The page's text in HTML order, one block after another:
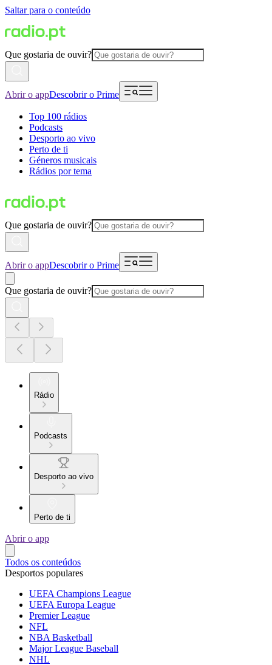
Saltar para o conteúdo
Que gostaria de ouvir?
Abrir o appDescobrir o Prime
Top 100 rádios
Podcasts
Desporto ao vivo
Perto de ti
Géneros musicais
Rádios por tema
Que gostaria de ouvir?
Abrir o appDescobrir o Prime
Que gostaria de ouvir?
Rádio
Podcasts
Desporto ao vivo
Perto de ti
Abrir o app
Todos os conteúdos
Desportos populares
UEFA Champions League
UEFA Europa League
Premier League
NFL
NBA Basketball
Major League Baseball
NHL